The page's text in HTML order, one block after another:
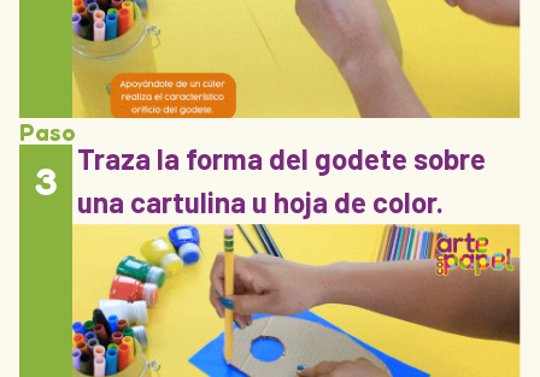
Paso
3
Traza la forma del godete sobre
una cartulina u hoja de color.